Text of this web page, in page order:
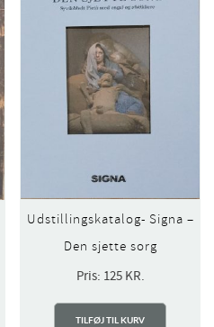
Udstillingskatalog- Signa –
Den sjette sorg
Pris: 125 KR.
TILFØJ TIL KURV